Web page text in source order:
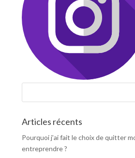
Articles récents
Pourquoi j’ai fait le choix de quitter
entreprendre ?